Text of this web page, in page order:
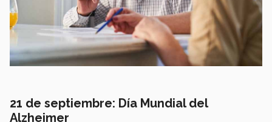
21 de septiembre: Día Mundial del
Alzheimer